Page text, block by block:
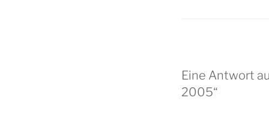
Eine Antwort
2005“